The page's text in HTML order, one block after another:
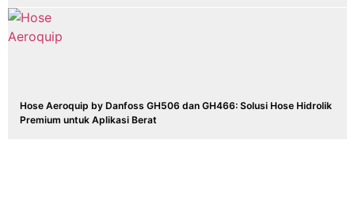
Hose Aeroquip by Danfoss GH506 dan GH466: Solusi Hose Hidrolik
Premium untuk Aplikasi Berat